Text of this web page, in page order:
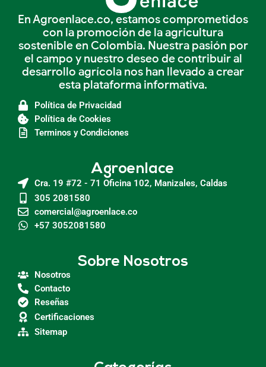
En Agroenlace.co, estamos comprometidos
con la promoción de la agricultura
sostenible en Colombia. Nuestra pasión por
el campo y nuestro deseo de contribuir al
desarrollo agrícola nos han llevado a crear
esta plataforma informativa.
Política de Privacidad
Política de Cookies
Terminos y Condiciones
Agroenlace
Cra. 19 #72 - 71 Oficina 102, Manizales, Caldas
305 2081580
comercial@agroenlace.co
+57 3052081580
Sobre Nosotros
Nosotros
Contacto
Reseñas
Certificaciones
Sitemap